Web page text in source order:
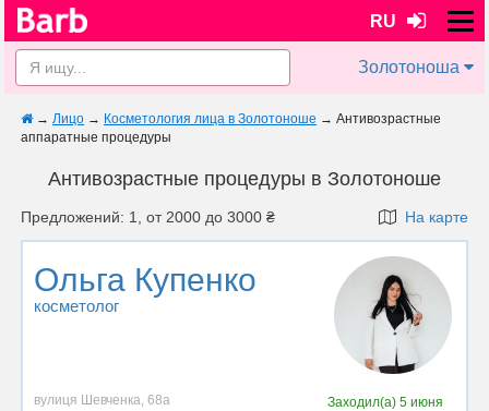
RU
Золотоноша
→ Лицо → Косметология лица в Золотоноше → Антивозрастные
аппаратные процедуры
Антивозрастные процедуры в Золотоноше
Предложений: 1, от 2000 до 3000 ₴ На карте
Ольга Купенко
косметолог
вулиця Шевченка, 68а Заходил(а) 5 июня